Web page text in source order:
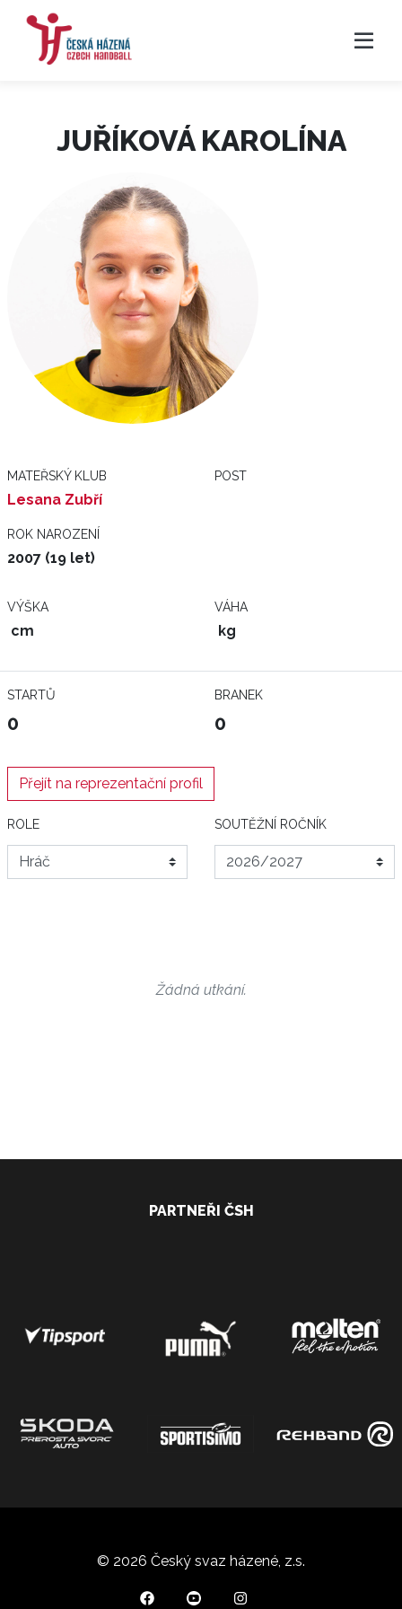
JUŘÍKOVÁ KAROLÍNA
MATEŘSKÝ KLUB
Lesana Zubří
POST
ROK NAROZENÍ
2007 (19 let)
VÝŠKA
cm
VÁHA
kg
STARTŮ
0
BRANEK
0
Přejít na reprezentační profil
ROLE SOUTĚŽNÍ ROČNÍK
Žádná utkání.
PARTNEŘI ČSH
© 2026 Český svaz házené, z.s.